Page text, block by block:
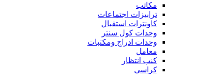
مكاتب
ترابيزات اجتماعات
كاونترات استقبال
وحدات كول سنتر
وحدات ادراج ومكتبات
معامل
كنب انتظار
كراسي